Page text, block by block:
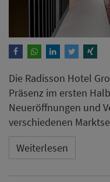
Die Radisson Hotel
Präsenz im ersten
Neueröffnungen und
verschiedenen
Weiterlesen